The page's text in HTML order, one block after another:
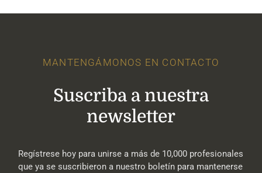
MANTENGÁMONOS EN CONTACTO
Suscriba a nuestra
newsletter
Regístrese hoy para unirse a más de 10,000 profesionales
que ya se suscribieron a nuestro boletín para mantenerse